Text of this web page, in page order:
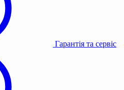
Гарантія та сервіс